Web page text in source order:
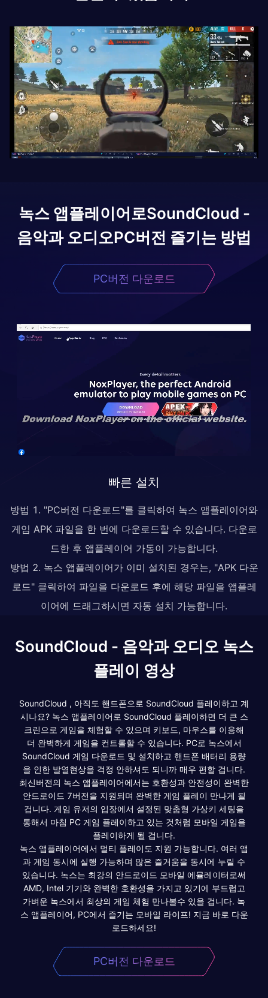
녹스 앱플레이어로SoundCloud -
음악과 오디오PC버전 즐기는 방법
PC버전 다운로드
빠른 설치
방법 1. "PC버전 다운로드"를 클릭하여 녹스 앱플레이어와
게임 APK 파일을 한 번에 다운로드할 수 있습니다. 다운로
드한 후 앱플레이어 가동이 가능합니다.
방법 2. 녹스 앱플레이어가 이미 설치된 경우는, "APK 다운
로드" 클릭하여 파일을 다운로드 후에 해당 파일을 앱플레
이어에 드래그하시면 자동 설치 가능합니다.
SoundCloud - 음악과 오디오 녹스
플레이 영상
SoundCloud , 아직도 핸드폰으로 SoundCloud 플레이하고 계
시나요? 녹스 앱플레이어로 SoundCloud 플레이하면 더 큰 스
크린으로 게임을 체험할 수 있으며 키보드, 마우스를 이용해
더 완벽하게 게임을 컨트롤할 수 있습니다. PC로 녹스에서
SoundCloud 게임 다운로드 및 설치하고 핸드폰 배터리 용량
을 인한 발열현상을 걱정 안하셔도 되니까 매우 편할 겁니다.
최신버전의 녹스 앱플레이어에서는 호환성과 안전성이 완벽한
안드로이드 7버전을 지원되며 완벽한 게임 플레이 만나게 될
겁니다. 게임 유저의 입장에서 설정된 맞춤형 가상키 세팅을
통해서 마침 PC 게임 플레이하고 있는 것처럼 모바일 게임을
플레이하게 될 겁니다.
녹스 앱플레이어에서 멀티 플레이도 지원 가능합니다. 여러 앱
과 게임 동시에 실행 가능하며 많은 즐거움을 동시에 누릴 수
있습니다. 녹스는 최강의 안드로이드 모바일 에뮬레이터로써
AMD, Intel 기기와 완벽한 호환성을 가지고 있기에 부드럽고
가벼운 녹스에서 최상의 게임 체험 만나볼수 있을 겁니다. 녹
스 앱플레이어, PC에서 즐기는 모바일 라이프! 지금 바로 다운
로드하세요!
PC버전 다운로드